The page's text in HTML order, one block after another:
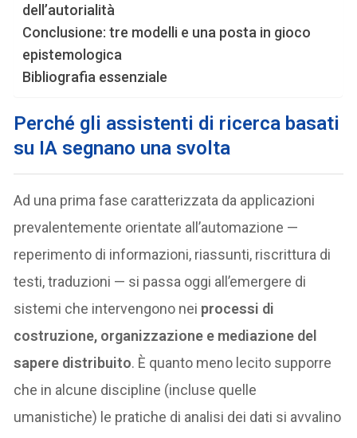
dell’autorialità
Conclusione: tre modelli e una posta in gioco
epistemologica
Bibliografia essenziale
Perché gli assistenti di ricerca basati
su IA segnano una svolta
Ad una prima fase caratterizzata da applicazioni
prevalentemente orientate all’automazione —
reperimento di informazioni, riassunti, riscrittura di
testi, traduzioni — si passa oggi all’emergere di
sistemi che intervengono nei processi di
costruzione, organizzazione e mediazione del
sapere distribuito. È quanto meno lecito supporre
che in alcune discipline (incluse quelle
umanistiche) le pratiche di analisi dei dati si avvalino